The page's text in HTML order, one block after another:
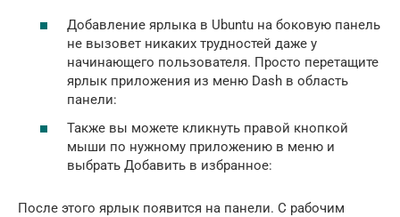
Добавление ярлыка в Ubuntu на боковую панель
не вызовет никаких трудностей даже у
начинающего пользователя. Просто перетащите
ярлык приложения из меню Dash в область
панели:
Также вы можете кликнуть правой кнопкой
мыши по нужному приложению в меню и
выбрать Добавить в избранное:
После этого ярлык появится на панели. С рабочим